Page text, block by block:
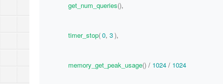
get_num_queries(),
timer_stop(0, 3),
memory_get_peak_usage() / 1024 / 1024